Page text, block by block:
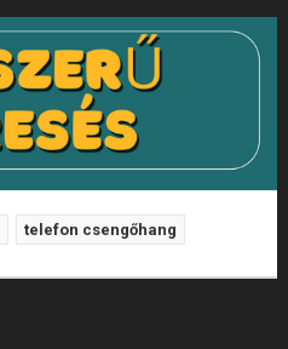
telefon csengőhang